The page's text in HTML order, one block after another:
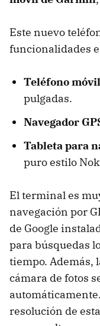
Este nuevo
funcionalidades
Teléfono móvil
pulgadas.
Navegador
Tableta para
puro estilo
El terminal es
navegación por
de Google
para búsquedas
tiempo. Además,
cámara de fotos
resolución de